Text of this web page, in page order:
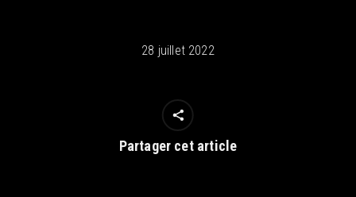
28 juillet 2022
Partager cet article